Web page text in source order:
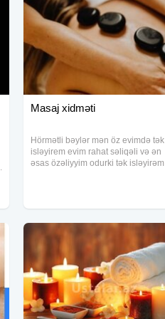
Masaj xidməti
Hörmətli bəylər mən öz evimdə tək
isləyirem evim rahat səliqəli və ən
əsas özəliyyim odurki tək isləyirəm
sizləri